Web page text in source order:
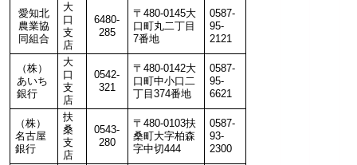
愛知北
農業協
同組合
大
口
支
店
6480-
285
〒480-0145大
口町丸二丁目
7番地
0587-
95-
2121
（株）
あいち
銀行
大
口
支
店
0542-
321
〒480-0142大
口町中小口二
丁目374番地
0587-
95-
6621
（株）
名古屋
銀行
扶
桑
支
店
0543-
280
〒480-0103扶
桑町大字柏森
字中切444
0587-
93-
2300